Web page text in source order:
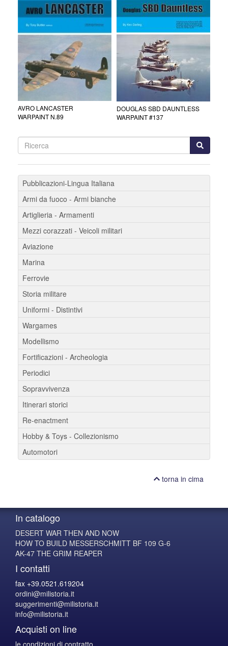
AVRO LANCASTER
WARPAINT N.89
DOUGLAS SBD DAUNTLESS
WARPAINT #137
Pubblicazioni-Lingua Italiana
Armi da fuoco - Armi bianche
Artiglieria - Armamenti
Mezzi corazzati - Veicoli militari
Aviazione
Marina
Ferrovie
Storia militare
Uniformi - Distintivi
Wargames
Modellismo
Fortificazioni - Archeologia
Periodici
Sopravvivenza
Itinerari storici
Re-enactment
Hobby & Toys - Collezionismo
Automotori
torna in cima
In catalogo
DESERT WAR THEN AND NOW
HOW TO BUILD MESSERSCHMITT BF 109 G-6
AK-47 THE GRIM REAPER
I contatti
fax +39.0521.619204
ordini@milistoria.it
suggerimenti@milistoria.it
info@milistoria.it
Acquisti on line
le condizioni di contratto